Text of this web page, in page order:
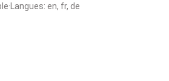
· Langues: en, fr, de